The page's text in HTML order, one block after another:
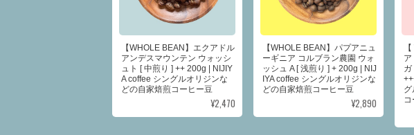
【WHOLE BEAN】エクアドル
アンデスマウンテン ウォッシ
ュト [ 中煎り ] ++ 200g | NIJIY
A coffee シングルオリジンな
どの自家焙煎コーヒー豆
¥2,470
【WHOLE BEAN】パプアニュ
ーギニア コルブラン農園 ウォ
ッシュ A [ 浅煎り ] + 200g | NIJ
IYA coffee シングルオリジンな
どの自家焙煎コーヒー豆
¥2,890
ア
ガ
グ